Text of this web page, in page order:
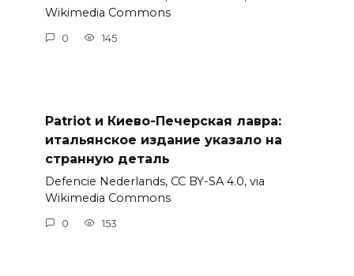
Wikimedia Commons
0 145
Patriot и Киево-Печерская лавра:
итальянское издание указало на
странную деталь
Defencie Nederlands, CC BY-SA 4.0, via
Wikimedia Commons
0 153